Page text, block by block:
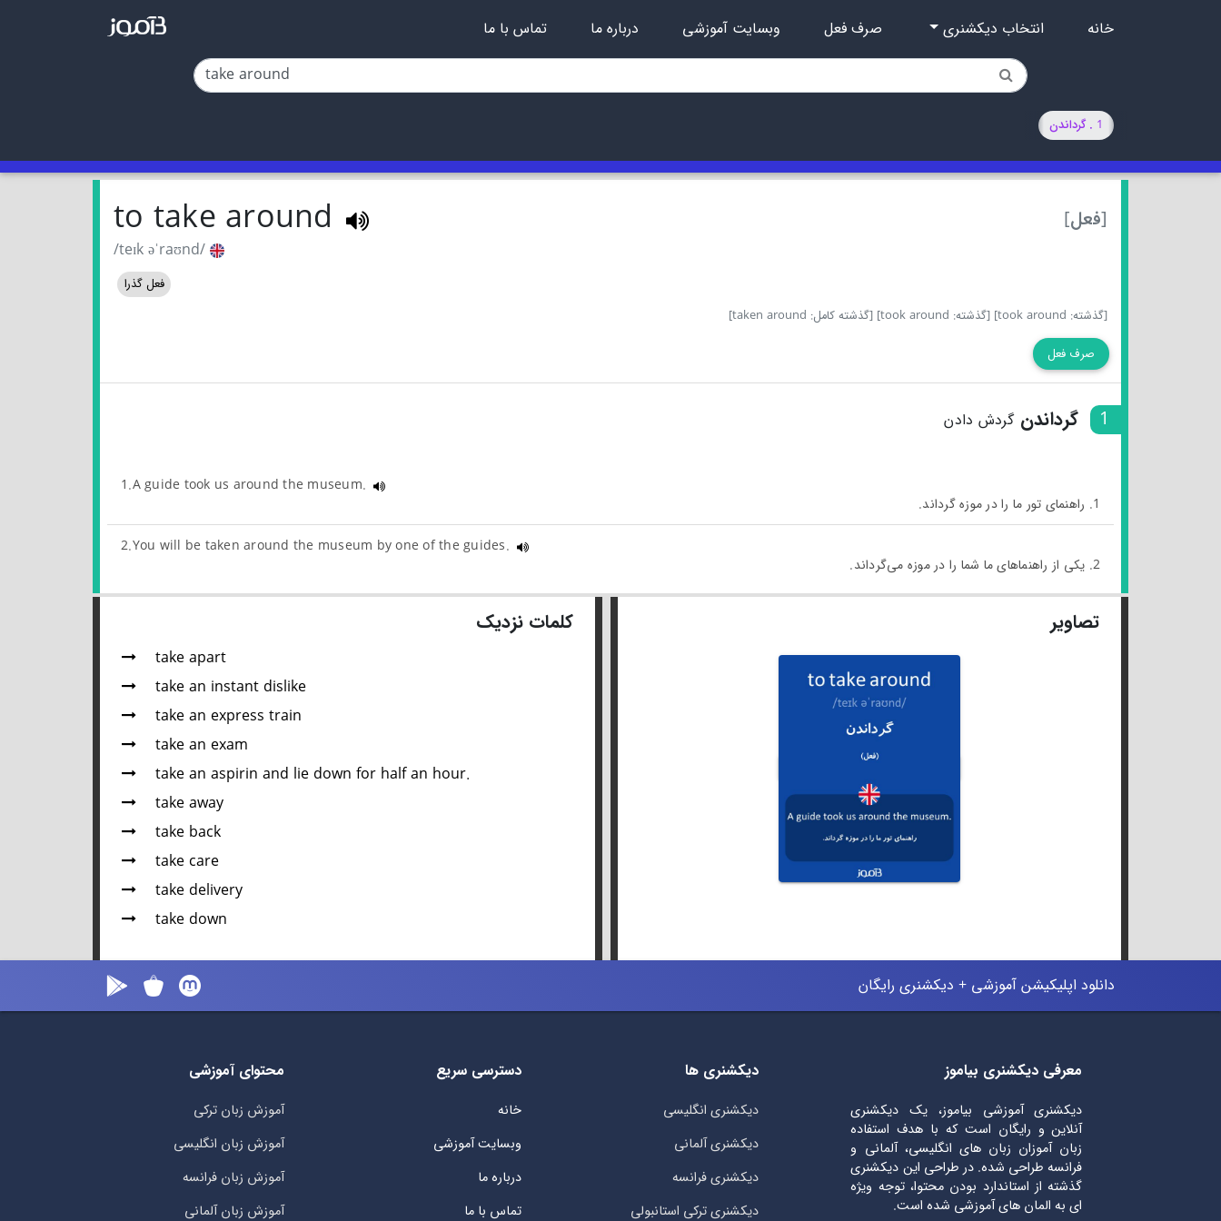
خانه انتخاب دیکشنری صرف فعل وبسایت آموزشی درباره ما تماس با ما
1 . گرداندن
[فعل] to take around
/teɪk əˈraʊnd/
فعل گذرا
[گذشته: took around]
[گذشته: took around] [گذشته کامل: taken around]
صرف فعل
1 گرداندنگردش دادن
1.A guide took us around the museum.
1. راهنمای تور ما را در موزه گرداند.
2.You will be taken around the museum by one of the guides.
2. یکی از راهنماهای ما شما را در موزه می‌گرداند.
تصاویر کلمات نزدیک
take apart
take an instant dislike
take an express train
take an exam
take an aspirin and lie down for half an hour.
take away
take back
take care
take delivery
take down
دانلود اپلیکیشن آموزشی + دیکشنری رایگان
معرفی دیکشنری بیاموز
دیکشنری آموزشی بیاموز، یک دیکشنری
آنلاین و رایگان است که با هدف استفاده
زبان آموزان زبان های انگلیسی، آلمانی و
فرانسه طراحی شده. در طراحی این دیکشنری
گذشته از استاندارد بودن محتوا، توجه ویژه
ای به المان های آموزشی شده است.
دیکشنری ها
دیکشنری انگلیسی
دیکشنری آلمانی
دیکشنری فرانسه
دیکشنری ترکی استانبولی
دسترسی سریع
خانه
وبسایت آموزشی
درباره ما
تماس با ما
محتوای آموزشی
آموزش زبان ترکی
آموزش زبان انگلیسی
آموزش زبان فرانسه
آموزش زبان آلمانی